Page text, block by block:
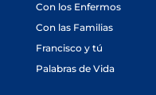
Con los Enfermos
Con las Familias
Francisco y tú
Palabras de Vida